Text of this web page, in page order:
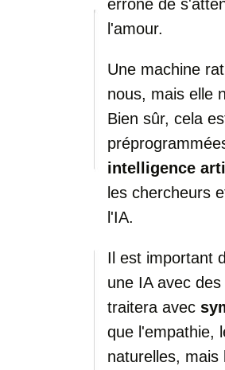
erroné de
l'amour.
Une machine
nous, mais elle
Bien sûr, cela
intelligence
les chercheurs
l'IA.
Il est important
une IA avec
traitera avec
que l'empathie,
naturelles, mais